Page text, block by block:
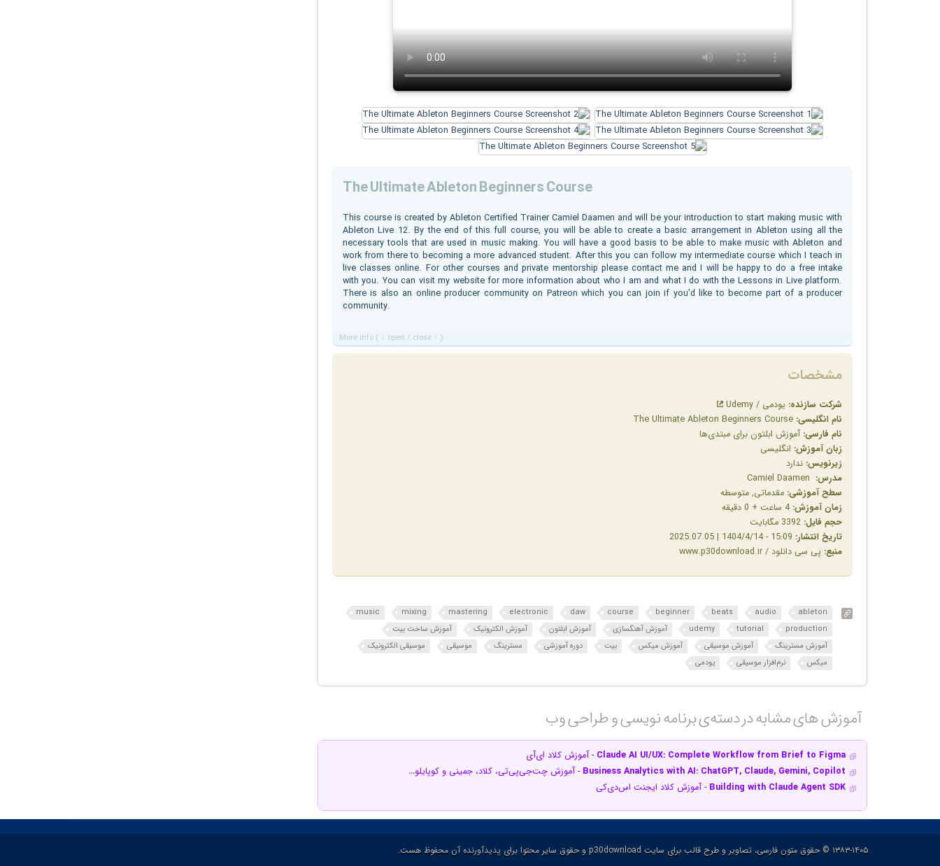
The Ultimate Ableton Beginners Course
This course is created by Ableton Certified Trainer Camiel Daamen and will be your introduction to start making music with
Ableton Live 12. By the end of this full course, you will be able to create a basic arrangement in Ableton using all the
necessary tools that are used in music making. You will have a good basis to be able to make music with Ableton and
work from there to becoming a more advanced student. After this you can follow my intermediate course which I teach in
live classes online. For other courses and private mentorship please contact me and I will be happy to do a free intake
with you. You can visit my website for more information about who I am and what I do with the Lessons in Live platform.
There is also an online producer community on Patreon which you can join if you'd like to become part of a producer
community.
More info ( ↓ open / close ↑ )
مشخصات
شرکت سازنده: یودمی / Udemy
نام انگلیسی:
نام فارسی: آموزش ابلتون برای مبتدی‌ها
زبان آموزش: انگلیسی
زیرنویس: ندارد
مدرس: Camiel Daamen
سطح آموزشی: مقدماتی, متوسطه
زمان آموزش: 4 ساعت + 0 دقیقه
حجم فایل:
تاریخ انتشار:
منبع: پی سی دانلود / www.p30download.ir
ableton
audio
beats
beginner
course
daw
electronic
mastering
mixing
music
production
tutorial
udemy آموزش آهنگسازی آموزش ابلتون آموزش الکترونیک
آموزش ساخت بیت
آموزش مسترینگ
آموزش موسیقی آموزش میکس بیت دوره آموزشی مسترینگ موسیقی
موسیقی الکترونیک
میکس
نرم‌افزار موسیقی یودمی
آموزش های مشابه در دسته‌ی‌ برنامه نویسی و طراحی وب‎
Claude AI UI/UX: Complete Workflow from Brief to Figma - آموزش کلاد ای‌آی
Business Analytics with AI: ChatGPT, Claude, Gemini, Copilot - آموزش چت‌جی‌پی‌تی، کلاد، جمینی و کوپایلو…
Building with Claude Agent SDK - آموزش کلاد ایجنت اس‌دی‌کی
۱۳۸۳-۱۴۰۵ © حقوق متون فارسی، تصاویر و طرح قالب برای سایت p30download و حقوق سایر محتوا برای پدیدآورنده آن محفوظ هست.